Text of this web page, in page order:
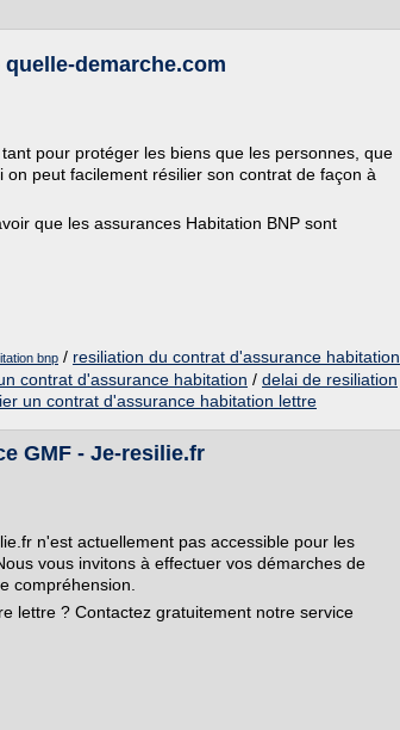
demarche.com
pour protéger les biens que les personnes, que
peut facilement résilier son contrat de façon à
que les assurances Habitation BNP sont
bnp / resiliation du contrat d'assurance habitation
contrat d'assurance habitation / delai de resiliation
un contrat d'assurance habitation lettre
GMF - Je-resilie.fr
n'est actuellement pas accessible pour les
vous invitons à effectuer vos démarches de
compréhension.
lettre ? Contactez gratuitement notre service